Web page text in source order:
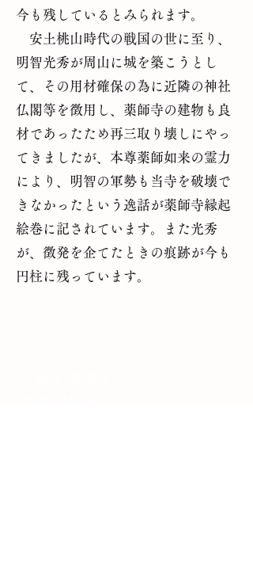
今も残しているとみられます。
安土桃山時代の戦国の世に至り、
明智光秀が周山に城を築こうとし
て、その用材確保の為に近隣の神社
仏閣等を徴用し、薬師寺の建物も良
材であったため再三取り壊しにやっ
てきましたが、本尊薬師如来の霊力
により、明智の軍勢も当寺を破壊で
きなかったという逸話が薬師寺縁起
絵巻に記されています。また光秀
が、徴発を企てたときの痕跡が今も
円柱に残っています。